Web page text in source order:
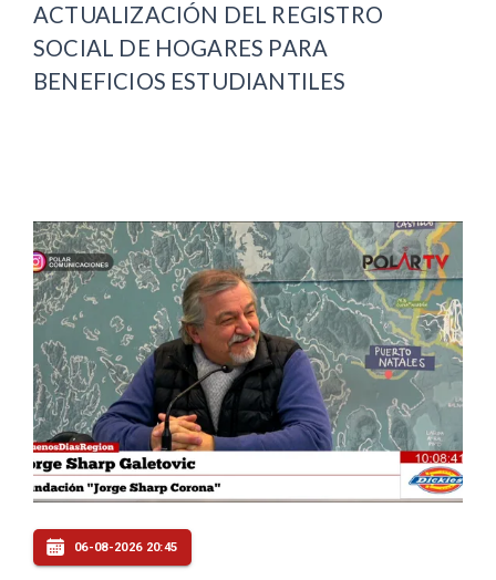
ACTUALIZACIÓN DEL REGISTRO
SOCIAL DE HOGARES PARA
BENEFICIOS ESTUDIANTILES
06-08-2026 20:45